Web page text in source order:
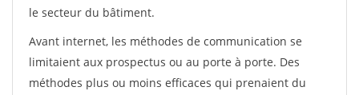
le secteur du bâtiment.
Avant internet, les méthodes de communication se
limitaient aux prospectus ou au porte à porte. Des
méthodes plus ou moins efficaces qui prenaient du